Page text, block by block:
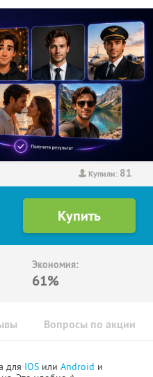
Купили: 81
Экономия:
61%
Вопросы по акции
для IOS или Android и